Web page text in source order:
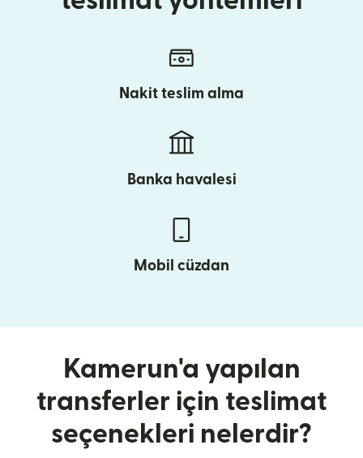
Nakit teslim alma
Banka havalesi
Mobil cüzdan
Kamerun'a yapılan
transferler için teslimat
seçenekleri nelerdir?